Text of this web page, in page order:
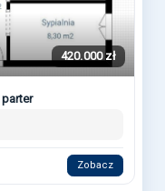
420.000 zł
parter
Zobacz